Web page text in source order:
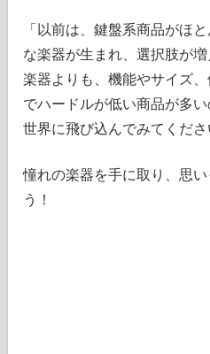
「以前は、鍵盤系商品がほ
な楽器が生まれ、選択肢が
楽器よりも、機能やサイズ
でハードルが低い商品が多
世界に飛び込んでみてくださ
憧れの楽器を手に取り、思
う！